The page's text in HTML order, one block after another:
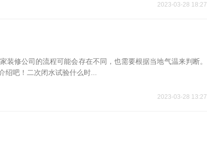
2023-03-28 18:27
修公司的流程可能会存在不同，也需要根据当地气温来判断。
吧！二次闭水试验什么时...
2023-03-28 13:27